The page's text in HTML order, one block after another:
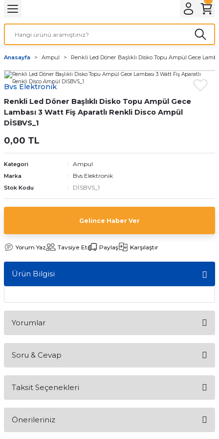
E27 DUY AMPÜLLER
Anasayfa Ampul Renkli Led Döner Başlıklı Disko Topu Ampül Gece
Bvs Elektronik
Renkli Led Döner Başlıklı Disko Topu Ampül Gece
Lambası 3 Watt Fiş Aparatlı Renkli Disco Ampül
DİSBVS_1
0,00 TL
Kategori Ampul
Marka Bvs Elektronik
Stok Kodu DİSBVS_1
Gelince Haber Ver
Yorum Yaz Tavsiye Et Paylaş Karşılaştır
Ürün Bilgisi
Yorumlar
Soru & Cevap
Taksit Seçenekleri
Önerileriniz